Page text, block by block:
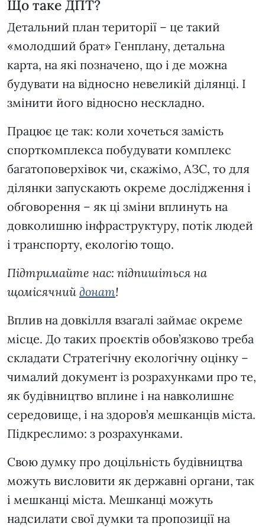
Що таке ДПТ?
Детальний план території – це такий
«молодший брат» Генплану, детальна
карта, на які позначено, що і де можна
будувати на відносно невеликій ділянці. І
змінити його відносно нескладно.
Працює це так: коли хочеться замість
спорткомплекса побудувати комплекс
багатоповерхівок чи, скажімо, АЗС, то для
ділянки запускають окреме дослідження і
обговорення – як ці зміни вплинуть на
довколишню інфраструктуру, потік людей
і транспорту, екологію тощо.
Підтримайте нас: підпишіться на
щомісячний донат!
Вплив на довкілля взагалі займає окреме
місце. До таких проєктів обов’язково треба
складати Стратегічну екологічну оцінку –
чималий документ із розрахунками про те,
як будівництво вплине і на навколишнє
середовище, і на здоров’я мешканців міста.
Підкреслимо: з розрахунками.
Свою думку про доцільність будівництва
можуть висловити як державні органи, так
і мешканці міста. Мешканці можуть
надсилати свої думки та пропозиції на